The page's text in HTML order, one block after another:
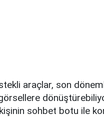
araçlar, son
sohbet botu ile